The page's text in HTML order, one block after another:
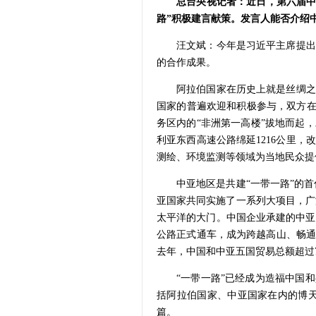
路”积极建言献策。发言人能否介绍
汪文斌：今年是习近平主席提
的合作成果。
阿拉伯国家在历史上就是丝绸
国家的普遍欢迎和积极参与，双方
务区内的“非洲第一高楼”拔地而起
利亚东西高速公路绵延1216公里，
测绘、环境监测等领域为当地民众
中亚地区是共建“一带一路”的
亚国家共同实施了一系列大项目，
太平洋的大门。中国企业承建的中
公路正式通车，成为跨越高山、畅
去年，中国和中亚五国贸易总额超
“一带一路”已经成为造福中国
括阿拉伯国家、中亚国家在内的博
篇。